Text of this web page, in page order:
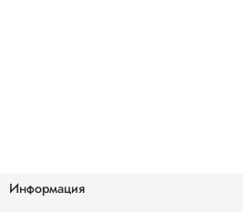
Информация